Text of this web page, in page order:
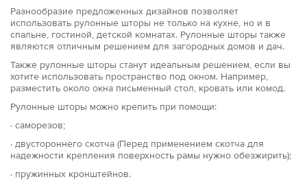
Разнообразие предложенных дизайнов позволяет
использовать рулонные шторы не только на кухне, но и в
спальне, гостиной, детской комнатах. Рулонные шторы также
являются отличным решением для загородных домов и дач.
Также рулонные шторы станут идеальным решением, если вы
хотите использовать пространство под окном. Например,
разместить около окна письменный стол, кровать или комод.
Рулонные шторы можно крепить при помощи:
· саморезов;
· двустороннего скотча (Перед применением скотча для
надежности крепления поверхность рамы нужно обезжирить);
· пружинных кронштейнов.